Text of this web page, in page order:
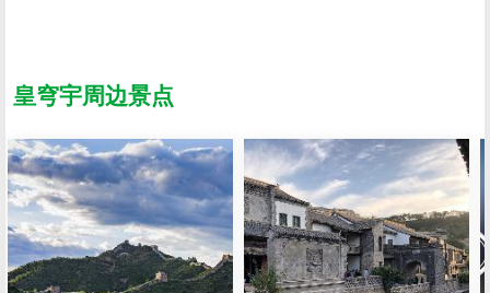
皇穹宇周边景点